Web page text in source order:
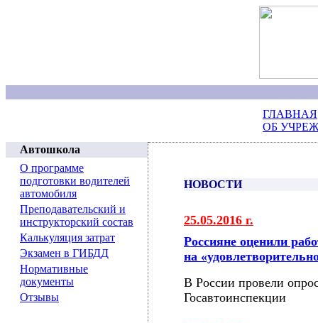
ГЛАВНАЯ
ОБ
Автошкола
О программе
подготовки водителей
автомобиля
Преподавательский и
инструкторский состав
Калькуляция затрат
Экзамен в ГИБДД
Нормативные
документы
Отзывы
НОВОСТИ
25.05.2016 г.
Россияне оценили
на
В России провели
Госавтоинспекции